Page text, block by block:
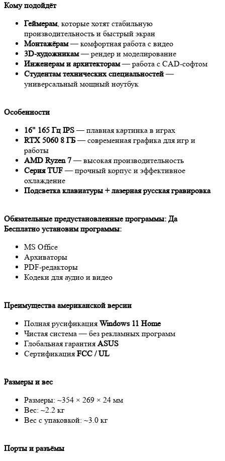
Кому подойдёт
Геймерам, которые хотят стабильную
производительность и быстрый экран
Монтажёрам— комфортная работа с видео
3D-художникам— рендер и моделирование
Инженерам и архитекторам— работа с CAD-софтом
Студентам технических специальностей—
универсальный мощный ноутбук
Особенности
16" 165 Гц IPS— плавная картинка в играх
RTX 5060 8 ГБ— современная графика для игр и
работы
AMD Ryzen 7— высокая производительность
Серия TUF— прочный корпус и эффективное
охлаждение
Подсветка клавиатуры + лазерная русская гравировка
Обязательные предустановленные программы: Да
Бесплатно установим программы:
MS Office
Архиваторы
PDF-редакторы
Кодеки для аудио и видео
Преимущества американской версии
Полная русификация Windows 11 Home
Чистая система — без рекламных программ
Глобальная гарантия ASUS
Сертификация FCC / UL
Размеры и вес
Размеры: ~354 × 269 × 24 мм
Вес: ~2.2 кг
Вес с упаковкой: ~3.0 кг
Порты и разъёмы